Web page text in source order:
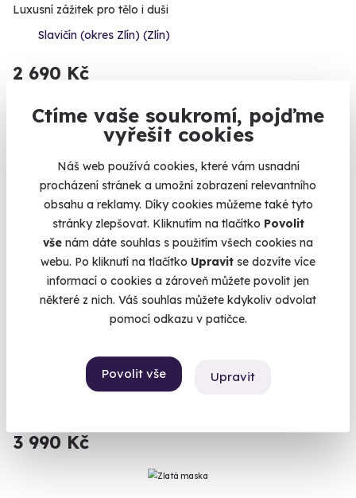
Ctíme vaše soukromí, pojďme
vyřešit cookies
Náš web používá cookies, které vám usnadní
procházení stránek a umožní zobrazení relevantního
obsahu a reklamy. Díky cookies můžeme také tyto
stránky zlepšovat. Kliknutím na tlačítko Povolit
vše nám dáte souhlas s použitím všech cookies na
webu. Po kliknutí na tlačítko Upravit se dozvíte více
informací o cookies a zároveň můžete povolit jen
některé z nich. Váš souhlas můžete kdykoliv odvolat
pomocí odkazu v patičce.
Povolit vše Upravit
Luxusní zážitek pro tělo i duši
Slavičín (okres Zlín) (Zlín)
2 690 Kč
Novinka
Den plný relaxace na zámku Wichterle
Zastavte čas uprostřed týdne.
3 990 Kč